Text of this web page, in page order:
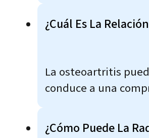
¿Cuál Es La
La osteoartritis
conduce a una
¿Cómo Puede La